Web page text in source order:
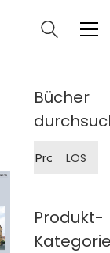
Bücher
nach:
LOS
Produkt-